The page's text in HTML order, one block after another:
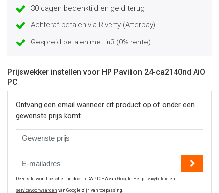
30 dagen bedenktijd en geld terug
Achteraf betalen via Riverty (Afterpay)
Gespreid betalen met in3 (0% rente)
Prijswekker instellen voor HP Pavilion 24-ca2140nd AiO
PC
Ontvang een email wanneer dit product op of onder een
gewenste prijs komt.
Deze site wordt beschermd door reCAPTCHA van Google. Het privacybeleid en
servicevoorwaarden van Google zijn van toepassing.